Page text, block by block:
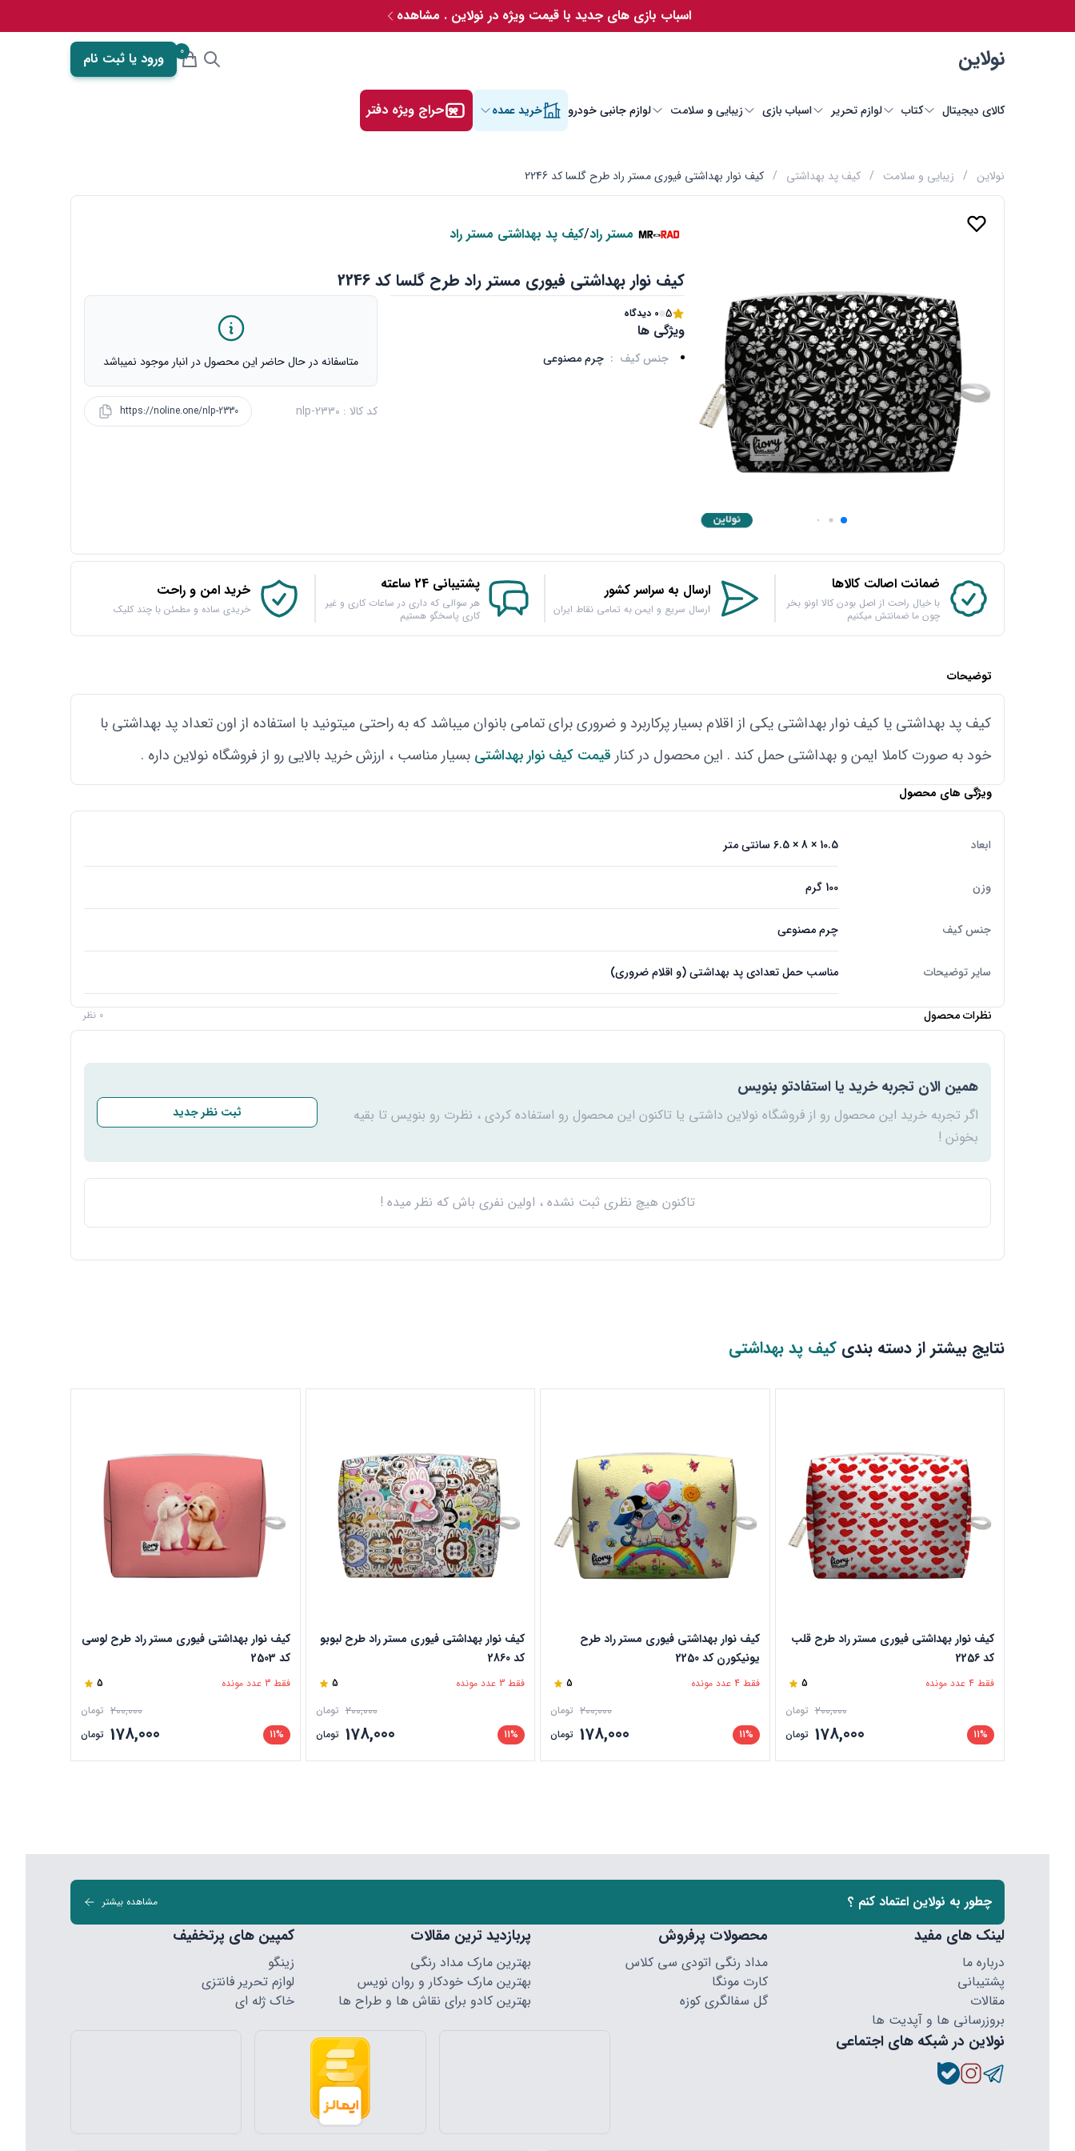
اسباب بازی های جدید با قیمت ویژه در نولاین . مشاهده
نولاین
کالای دیجیتال کتاب لوازم تحریر اسباب بازی زیبایی و سلامت لوازم جانبی خودرو خرید عمده حراج ویژه دفتر
0 ورود یا ثبت نام
نولاین / زیبایی و سلامت / کیف پد بهداشتی / کیف نوار بهداشتی فیوری مستر راد طرح گلسا کد 2246
مستر راد/کیف پد بهداشتی مستر راد
کیف نوار بهداشتی فیوری مستر راد طرح گلسا کد 2246
5 0 دیدگاه
ویژگی ها
جنس کیف : چرم مصنوعی متاسفانه در حال حاضر این محصول در انبار موجود نمیباشد
کد کالا : nlp-2330 https://noline.one/nlp-2330
ضمانت اصالت کالاها
با خیال راحت از اصل بودن کالا اونو بخر
چون ما ضمانتش میکنیم
ارسال به سراسر کشور
ارسال سریع و ایمن به تمامی نقاط ایران
پشتیبانی 24 ساعته
هر سوالی که داری در ساعات کاری و غیر
کاری پاسخگو هستیم
خرید امن و راحت
خریدی ساده و مطمئن با چند کلیک
توضیحات
کیف پد بهداشتی یا کیف نوار بهداشتی یکی از اقلام بسیار پرکاربرد و ضروری برای تمامی بانوان میباشد که به راحتی میتونید با استفاده از اون تعداد پد بهداشتی با
خود به صورت کاملا ایمن و بهداشتی حمل کند . این محصول در کنار قیمت کیف نوار بهداشتی بسیار مناسب ، ارزش خرید بالایی رو از فروشگاه نولاین داره .
ویژگی های محصول
ابعاد 10.5 × 8 × 6.5 سانتی متر
وزن 100 گرم
جنس کیف چرم مصنوعی
سایر توضیحات مناسب حمل تعدادی پد بهداشتی (و اقلام ضروری)
نظرات محصول 0 نظر
همین الان تجربه خرید یا استفادتو بنویس
اگر تجربه خرید این محصول رو از فروشگاه نولاین داشتی یا تاکنون این محصول رو استفاده کردی ، نظرت رو بنویس تا بقیه
بخونن !
ثبت نظر جدید
تاکنون هیچ نظری ثبت نشده ، اولین نفری باش که نظر میده !
نتایج بیشتر از دسته بندی کیف پد بهداشتی
کیف نوار بهداشتی فیوری مستر راد طرح قلب
کد 2256
فقط 4 عدد مونده 5
200,000 تومان
11%
178,000 تومان
کیف نوار بهداشتی فیوری مستر راد طرح
یونیکورن کد 2250
فقط 4 عدد مونده 5
200,000 تومان
11%
178,000 تومان
کیف نوار بهداشتی فیوری مستر راد طرح لبوبو
کد 2860
فقط 3 عدد مونده 5
200,000 تومان
11%
178,000 تومان
کیف نوار بهداشتی فیوری مستر راد طرح لوسی
کد 2503
فقط 3 عدد مونده 5
200,000 تومان
11%
178,000 تومان
چطور به نولاین اعتماد کنم ؟ مشاهده بیشتر
لینک های مفید
درباره ما
پشتیبانی
مقالات
بروزرسانی ها و آپدیت ها
محصولات پرفروش
مداد رنگی اتودی سی کلاس
کارت مونگا
گل سفالگری کوزه
پربازدید ترین مقالات
بهترین مارک مداد رنگی
بهترین مارک خودکار و روان نویس
بهترین کادو برای نقاش ها و طراح ها
کمپین های پرتخفیف
زینگو
لوازم تحریر فانتزی
خاک ژله ای
نولاین در شبکه های اجتماعی